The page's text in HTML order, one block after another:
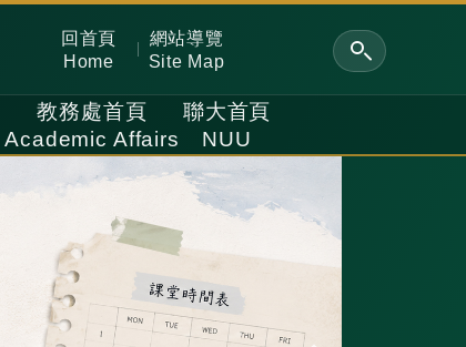
回首頁
Home
網站導覽
Site Map
教務處首頁
Academic Affairs
聯大首頁
NUU